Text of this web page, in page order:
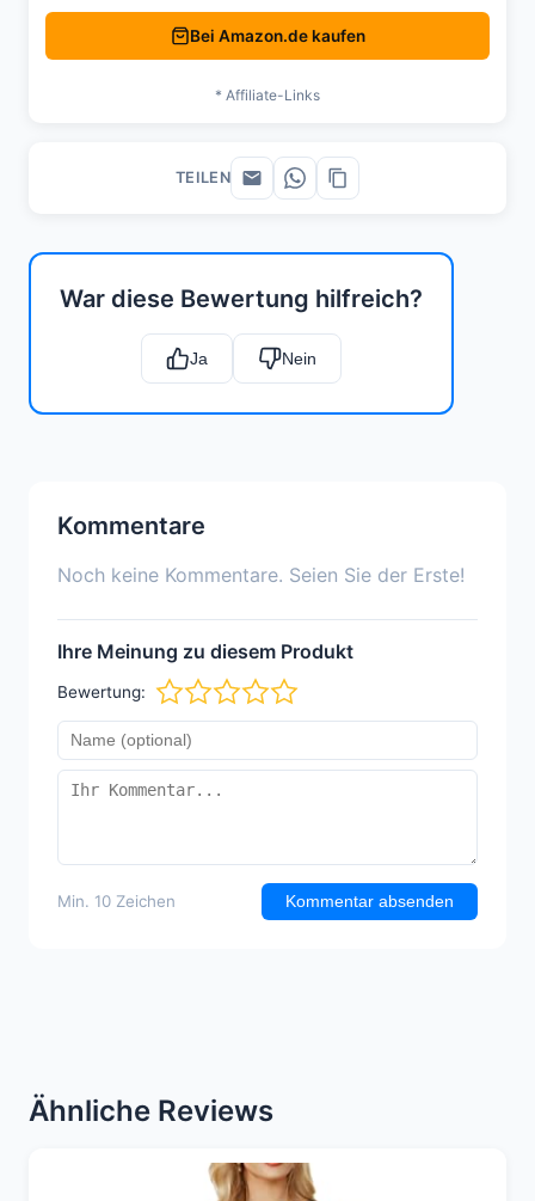
War diese Bewertung hilfreich?
Ja Nein
Kommentare
Noch keine Kommentare. Seien Sie der Erste!
Ihre Meinung zu diesem Produkt
Bewertung:
Min. 10 Zeichen Kommentar absenden
Bei Amazon.de kaufen
* Affiliate-Links
TEILEN
Ähnliche Reviews